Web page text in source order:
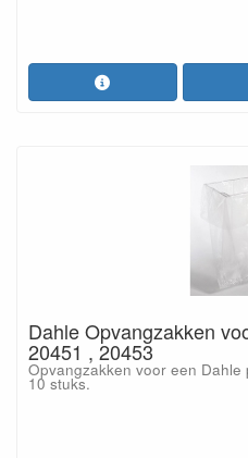
Dahle Opvangzakken
20451 , 20453
Opvangzakken voor een
10 stuks.